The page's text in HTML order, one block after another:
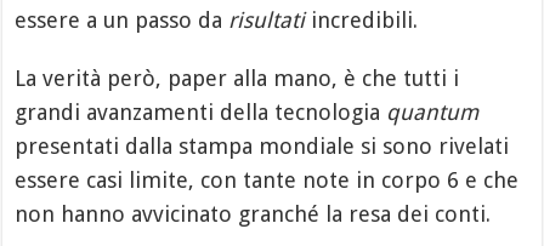
essere a un passo da risultatiincredibili.
La verità però, paper alla mano, è che tutti i
grandi avanzamenti della tecnologia quantum
presentati dalla stampa mondiale si sono rivelati
essere casi limite, con tante note in corpo 6 e che
non hanno avvicinato granché la resa dei conti.